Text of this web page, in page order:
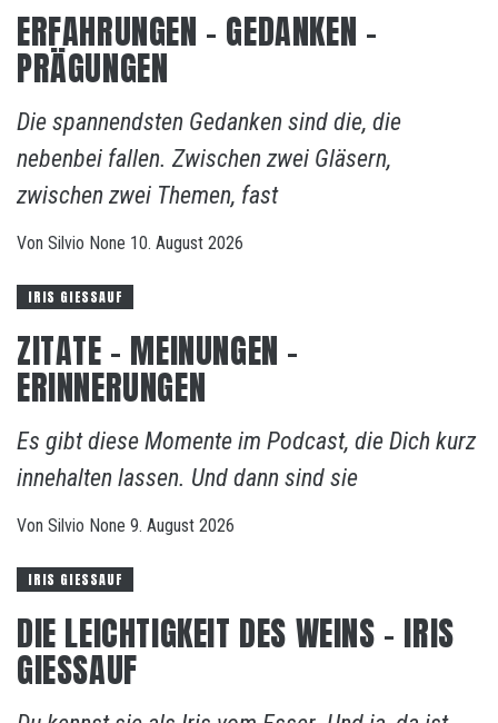
ERFAHRUNGEN – GEDANKEN –
PRÄGUNGEN
Die spannendsten Gedanken sind die, die
nebenbei fallen. Zwischen zwei Gläsern,
zwischen zwei Themen, fast
Von Silvio None 10. August 2026
IRIS GIESSAUF
ZITATE – MEINUNGEN –
ERINNERUNGEN
Es gibt diese Momente im Podcast, die Dich kurz
innehalten lassen. Und dann sind sie
Von Silvio None 9. August 2026
IRIS GIESSAUF
DIE LEICHTIGKEIT DES WEINS – IRIS
GIESSAUF